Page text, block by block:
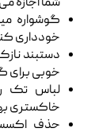
گوشواره
خودداری
دستبند
خوبی برای
لباس تک
خاکستری
حذف